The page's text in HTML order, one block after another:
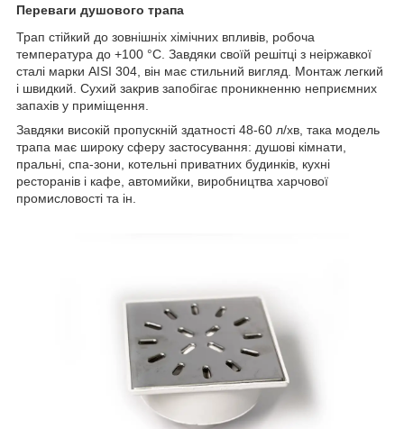
Переваги душового трапа
Трап стійкий до зовнішніх хімічних впливів, робоча
температура до +100 °C. Завдяки своїй решітці з неіржавкої
сталі марки AISI 304, він має стильний вигляд. Монтаж легкий
і швидкий. Сухий закрив запобігає проникненню неприємних
запахів у приміщення.
Завдяки високій пропускній здатності 48-60 л/хв, така модель
трапа має широку сферу застосування: душові кімнати,
пральні, спа-зони, котельні приватних будинків, кухні
ресторанів і кафе, автомийки, виробництва харчової
промисловості та ін.